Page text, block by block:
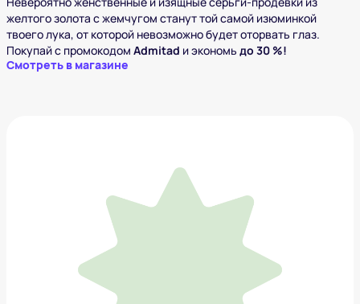
желтого золота с жемчугом станут той самой изюминкой
твоего лука, от которой невозможно будет оторвать глаз.
Покупай с промокодом Admitad и экономь до 30 %!
Смотреть в магазине